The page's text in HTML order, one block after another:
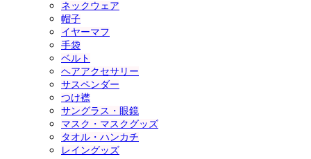
ネックウェア
帽子
イヤーマフ
手袋
ベルト
ヘアアクセサリー
サスペンダー
つけ襟
サングラス・眼鏡
マスク・マスクグッズ
タオル・ハンカチ
レイングッズ